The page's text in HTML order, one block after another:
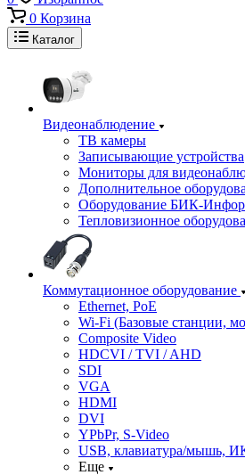
0 Корзина
Каталог
Видеонаблюдение
ТВ камеры
Записывающие устройства
Мониторы для
Дополнительное
Оборудование БИК-
Тепловизионное
Коммутационное оборудование
Ethernet, PoE
Wi-Fi (Базовые станции,
Composite Video
HDCVI / TVI / AHD
SDI
VGA
HDMI
DVI
YPbPr, S-Video
USB, клавиатура/мышь,
Еще